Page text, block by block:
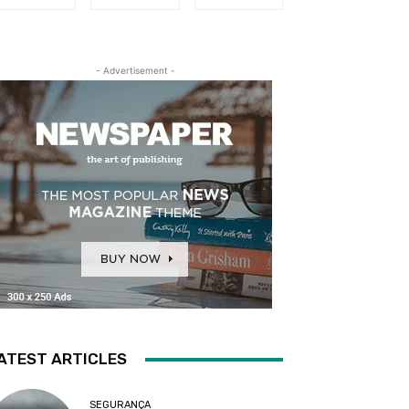
- Advertisement -
ARTICLES
SEGURANÇA